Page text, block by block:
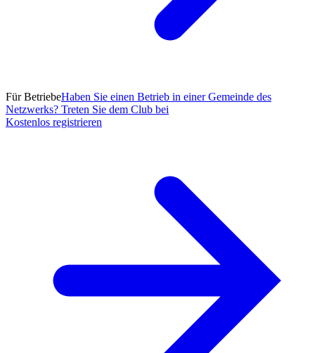
Für BetriebeHaben Sie einen Betrieb in einer Gemeinde des
Netzwerks? Treten Sie dem Club bei
Kostenlos registrieren